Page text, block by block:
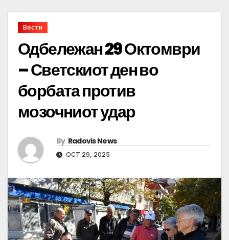
Вести
Одбележан 29 Октомври
– Светскиот ден во
борбата против
мозочниот удар
By Radovis News
OCT 29, 2025